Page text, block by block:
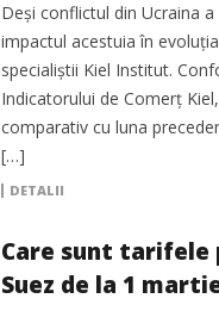
Deși conflictul din Ucraina
impactul acestuia în
specialiștii Kiel Institut.
Indicatorului de Comerț
comparativ cu luna
[…]
DETALII
Care sunt tarifele
Suez de la 1